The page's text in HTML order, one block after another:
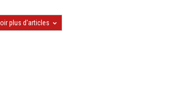
plus d'articles